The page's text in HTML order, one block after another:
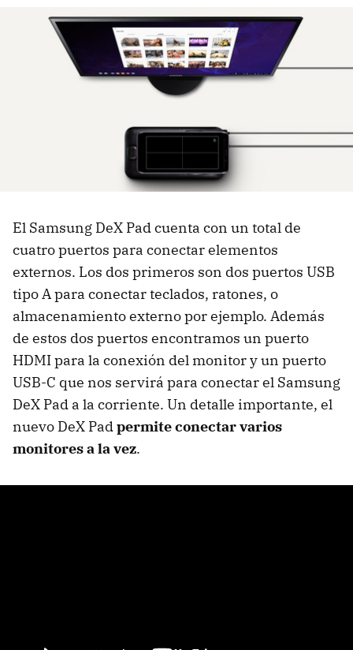
El Samsung DeX Pad cuenta con un total de
cuatro puertos para conectar elementos
externos. Los dos primeros son dos puertos USB
tipo A para conectar teclados, ratones, o
almacenamiento externo por ejemplo. Además
de estos dos puertos encontramos un puerto
HDMI para la conexión del monitor y un puerto
USB-C que nos servirá para conectar el Samsung
DeX Pad a la corriente. Un detalle importante, el
nuevo DeX Padpermite conectar varios
monitores a la vez.